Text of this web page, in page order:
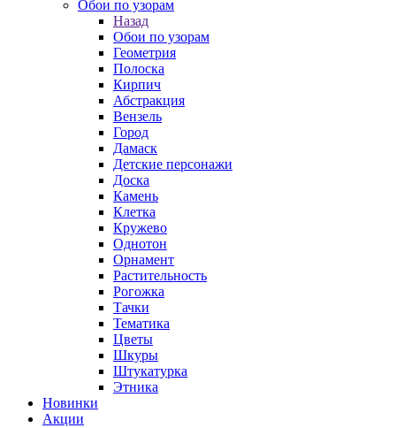
Обои по узорам
Назад
Обои по узорам
Геометрия
Полоска
Кирпич
Абстракция
Вензель
Город
Дамаск
Детские персонажи
Доска
Камень
Клетка
Кружево
Однотон
Орнамент
Растительность
Рогожка
Тачки
Тематика
Цветы
Шкуры
Штукатурка
Этника
Новинки
Акции